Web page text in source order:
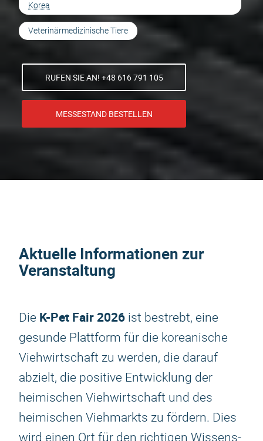
Korea
Veterinärmedizinische Tiere
RUFEN SIE AN! +48 616 791 105
MESSESTAND BESTELLEN
Aktuelle Informationen zur
Veranstaltung
Die K-Pet Fair 2026 ist bestrebt, eine
gesunde Plattform für die koreanische
Viehwirtschaft zu werden, die darauf
abzielt, die positive Entwicklung der
heimischen Viehwirtschaft und des
heimischen Viehmarkts zu fördern. Dies
wird einen Ort für den richtigen Wissens-